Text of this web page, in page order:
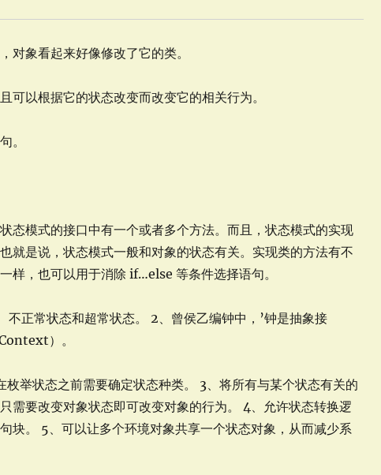
对象看起来好像修改了它的类。
可以根据它的状态改变而改变它的相关行为。
。
态模式的接口中有一个或者多个方法。而且，状态模式的实现
就是说，状态模式一般和对象的状态有关。实现类的方法有不
样，也可以用于消除 if…else 等条件选择语句。
正常状态和超常状态。 2、曾侯乙编钟中，’钟是抽象接
）。
举状态之前需要确定状态种类。 3、将所有与某个状态有关的
需要改变对象状态即可改变对象的行为。 4、允许状态转换逻
块。 5、可以让多个环境对象共享一个状态对象，从而减少系